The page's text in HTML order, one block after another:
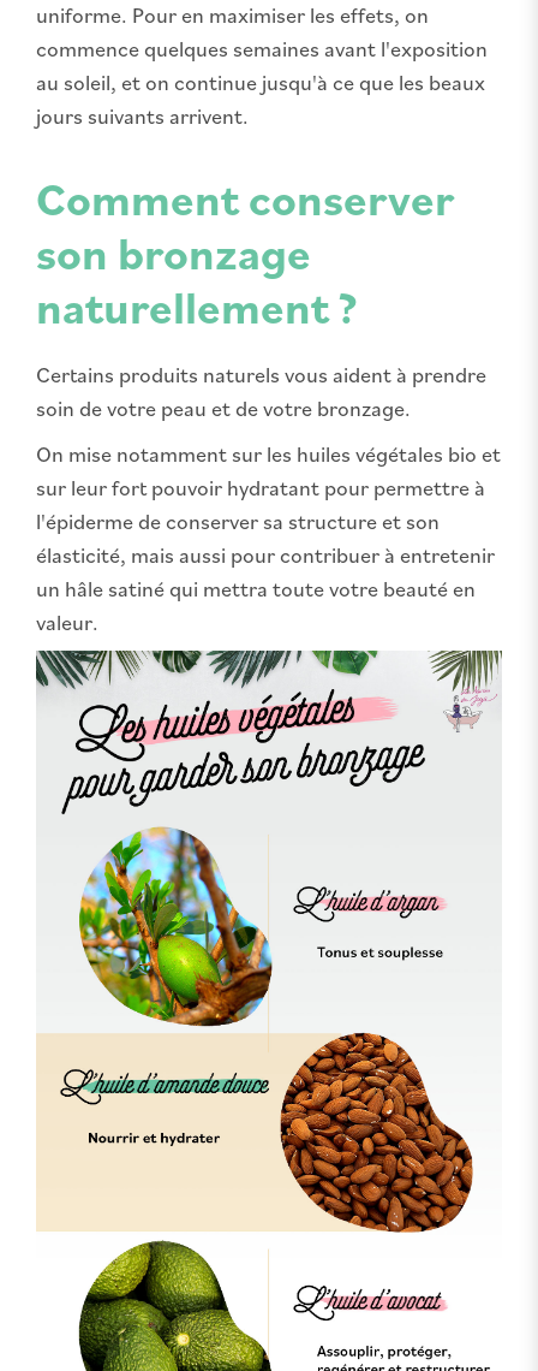
uniforme. Pour en maximiser les effets, on
commence quelques semaines avant l'exposition
au soleil, et on continue jusqu'à ce que les beaux
jours suivants arrivent.
Comment conserver
son bronzage
naturellement ?
Certains produits naturels vous aident à prendre
soin de votre peau et de votre bronzage.
On mise notamment sur les huiles végétales bio et
sur leur fort pouvoir hydratant pour permettre à
l'épiderme de conserver sa structure et son
élasticité, mais aussi pour contribuer à entretenir
un hâle satiné qui mettra toute votre beauté en
valeur.